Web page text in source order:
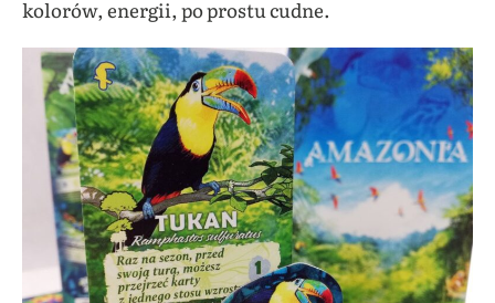
kolorów, energii, po prostu cudne.